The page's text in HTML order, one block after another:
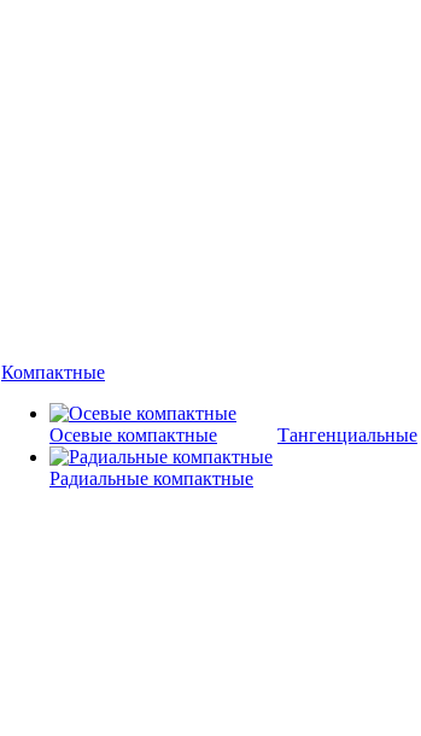
Компактные
Осевые компактные
Радиальные компактные
Тангенциальные